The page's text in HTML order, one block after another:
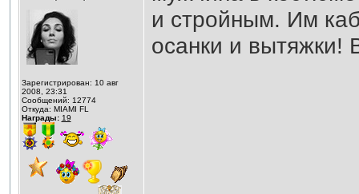
Зарегистрирован: 10 авг
2008, 23:31
Сообщений: 12774
Откуда: MIAMI FL
Награды: 19
и стройным. Им
осанки и вытяжки!